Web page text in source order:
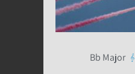
Bb Major